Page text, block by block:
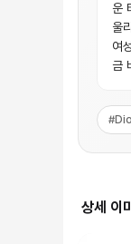
운
울
여
금
#
상세 이